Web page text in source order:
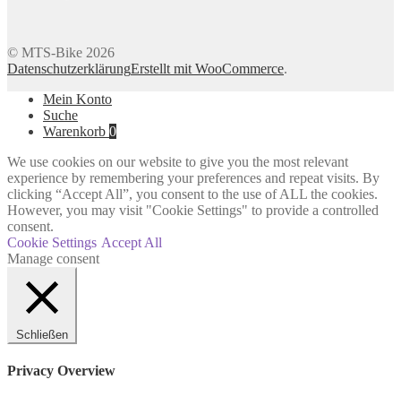
© MTS-Bike 2026
DatenschutzerklärungErstellt mit WooCommerce.
Mein Konto
Suche
Warenkorb 0
We use cookies on our website to give you the most relevant
experience by remembering your preferences and repeat visits. By
clicking “Accept All”, you consent to the use of ALL the cookies.
However, you may visit "Cookie Settings" to provide a controlled
consent.
Cookie Settings Accept All
Manage consent
Schließen
Privacy Overview